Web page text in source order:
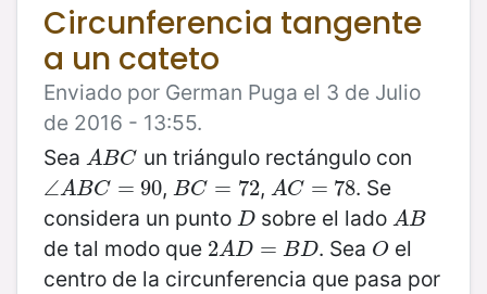
Circunferencia tangente
a un cateto
Enviado por German Puga el 3 de Julio
de 2016 - 13:55.
Sea A BC
ABC
un triángulo rectángulo con
∠A BC = 90
∠ABC= 90 , BC = 72
BC=72 , AC = 78
AC=78
. Se
considera un punto D
Dsobre el lado A B
AB
de tal modo que 2A D = BD
2AD=B D . Sea O
Oel
centro de la circunferencia que pasa por